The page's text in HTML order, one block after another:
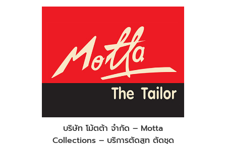
บริษัท โม้ตต้า จำกัด – Motta
Collections – บริการตัดสูท ตัดชุด